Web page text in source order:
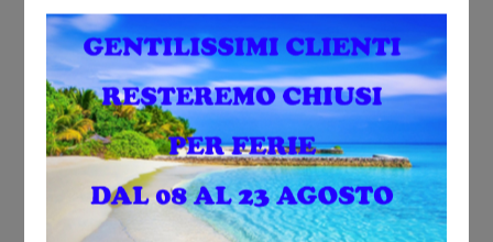
Sono interessato a: